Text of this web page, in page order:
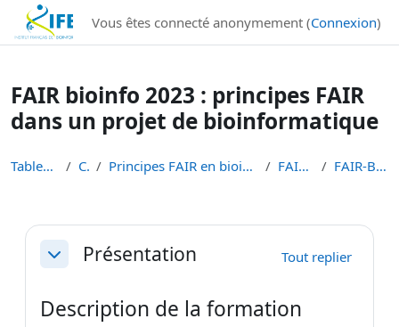
Institut Français de Bioinformatique - Les formations
Passer au contenu principalVous êtes connecté anonymement (Connexion)
FAIR bioinfo 2023 : principes FAIR
dans un projet de bioinformatique
Tableau de bord Cours Principes FAIR en bioinformatique et gestion des d... FAIR-BIOINFO FAIR-BIOINFO-2023
Résumé de section
ReplierPrésentation Tout replier
Description de la formation